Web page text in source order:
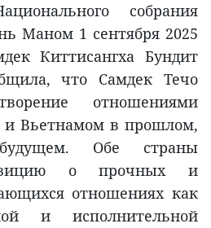
собрания
Маном 1 сентября 2025
Киттисангха Бундит
что Самдек Течо
отношениями
Вьетнамом в прошлом,
Обе страны
о прочных и
отношениях как
и исполнительной